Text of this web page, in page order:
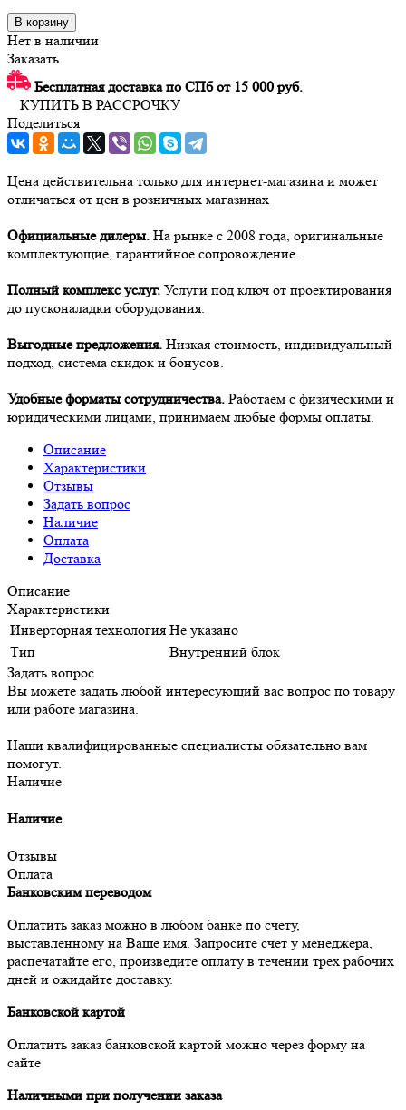
В корзину
Нет в наличии
Заказать
Бесплатная доставка по СПб от 15 000 руб.
КУПИТЬ В РАССРОЧКУ
Поделиться
Цена действительна только для интернет-магазина и может
отличаться от цен в розничных магазинах
Официальные дилеры. На рынке с 2008 года, оригинальные
комплектующие, гарантийное сопровождение.
Полный комплекс услуг. Услуги под ключ от проектирования
до пусконаладки оборудования.
Выгодные предложения. Низкая стоимость, индивидуальный
подход, система скидок и бонусов.
Удобные форматы сотрудничества. Работаем с физическими и
юридическими лицами, принимаем любые формы оплаты.
Описание
Характеристики
Отзывы
Задать вопрос
Наличие
Оплата
Доставка
Описание
Характеристики
Инверторная технология Не указано
Тип
Внутренний блок
Задать вопрос
Вы можете задать любой интересующий вас вопрос по товару
или работе магазина.
Наши квалифицированные специалисты обязательно вам
помогут.
Наличие
Наличие
Отзывы
Оплата
Банковским переводом
Оплатить заказ можно в любом банке по счету,
выставленному на Ваше имя. Запросите счет у менеджера,
распечатайте его, произведите оплату в течении трех рабочих
дней и ожидайте доставку.
Банковской картой
Оплатить заказ банковской картой можно через форму на
сайте
Наличными при получении заказа